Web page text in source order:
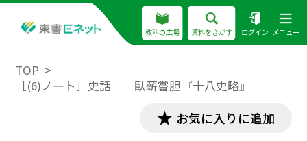
教科の広場 資料をさがす ログイン メニュー
TOP
［(6)ノート］史話 臥薪嘗胆『十八史略』
お気に入りに追加